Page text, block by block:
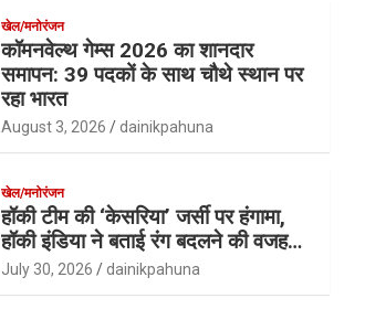
खेल/मनोरंजन
कॉमनवेल्थ गेम्स 2026 का शानदार
समापन: 39 पदकों के साथ चौथे स्थान पर
रहा भारत
August 3, 2026 dainikpahuna
खेल/मनोरंजन
हॉकी टीम की ‘केसरिया’ जर्सी पर हंगामा,
हॉकी इंडिया ने बताई रंग बदलने की वजह…
July 30, 2026 dainikpahuna